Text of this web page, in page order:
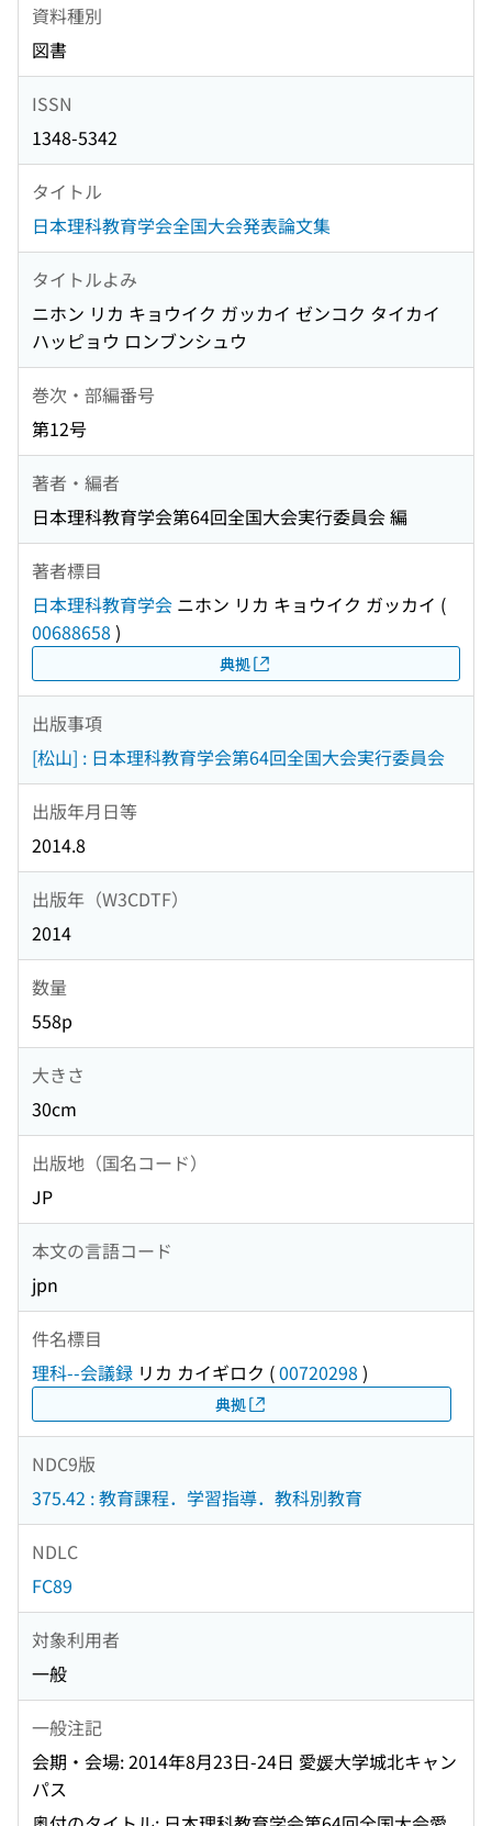
資料種別
図書
ISSN
1348-5342
タイトル
日本理科教育学会全国大会発表論文集
タイトルよみ
ニホン リカ キョウイク ガッカイ ゼンコク タイカイ
ハッピョウ ロンブンシュウ
巻次・部編番号
第12号
著者・編者
日本理科教育学会第64回全国大会実行委員会 編
著者標目
日本理科教育学会 ニホン リカ キョウイク ガッカイ (
00688658 )
典拠
出版事項
[松山] : 日本理科教育学会第64回全国大会実行委員会
出版年月日等
2014.8
出版年（W3CDTF）
2014
数量
558p
大きさ
30cm
出版地（国名コード）
JP
本文の言語コード
jpn
件名標目
理科--会議録 リカ カイギロク (00720298 )
典拠
NDC9版
375.42 : 教育課程．学習指導．教科別教育
NDLC
FC89
対象利用者
一般
一般注記
会期・会場: 2014年8月23日-24日 愛媛大学城北キャン
パス